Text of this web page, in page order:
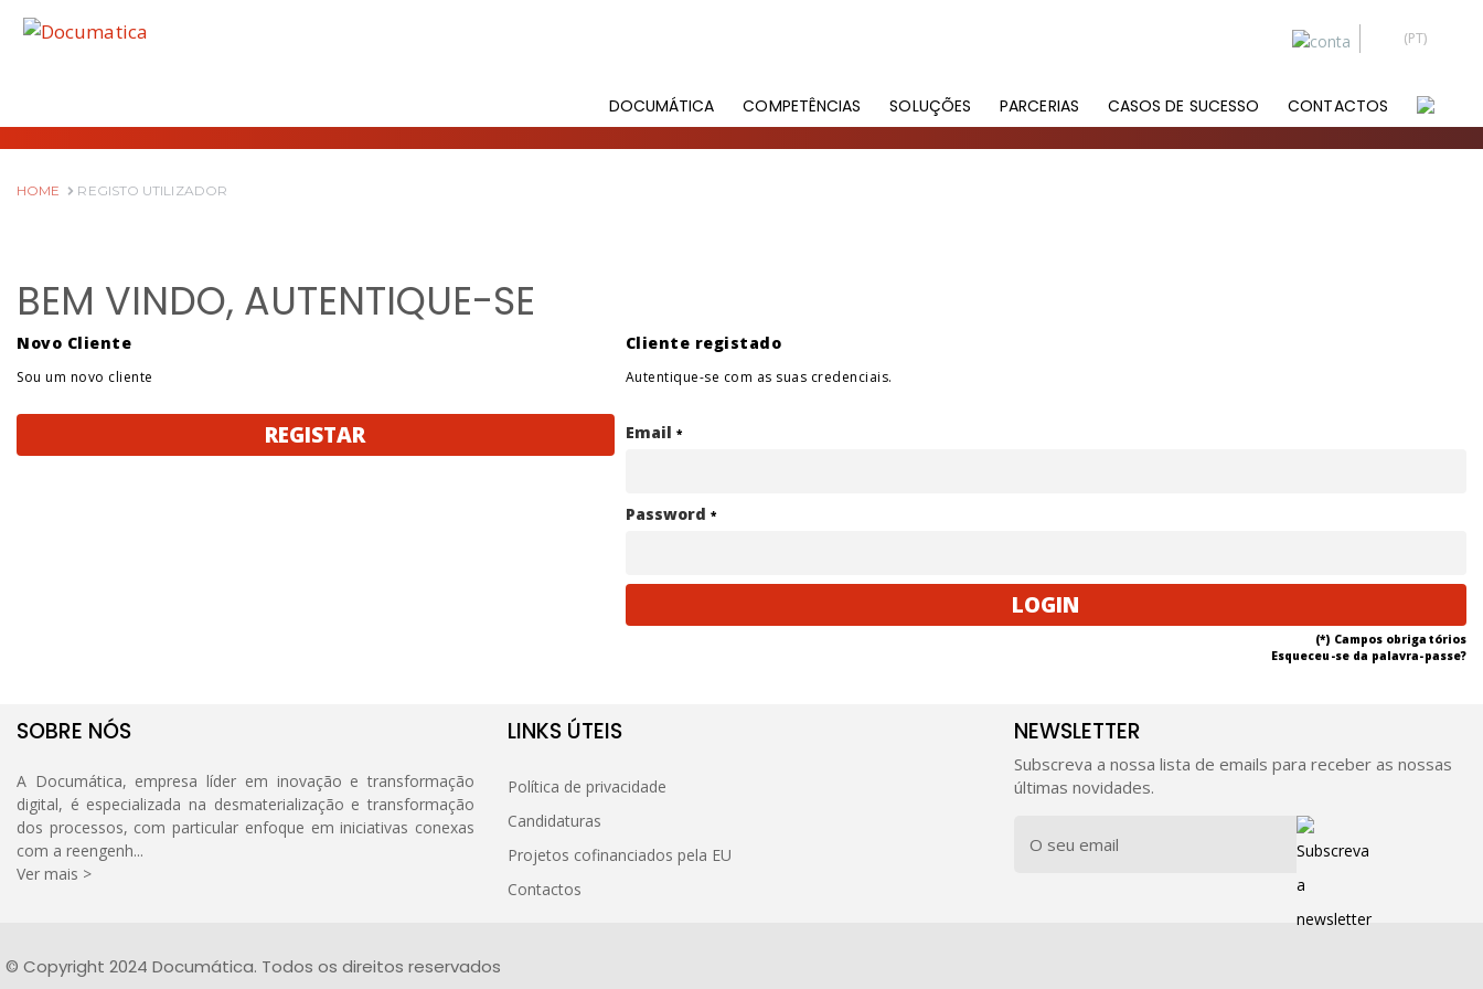
DOCUMÁTICA COMPETÊNCIAS SOLUÇÕES PARCERIAS CASOS DE SUCESSO CONTACTOS
HOME REGISTO UTILIZADOR
BEM VINDO, AUTENTIQUE-SE
Novo Cliente
Sou um novo cliente
Cliente registado
Autentique-se com as suas credenciais.
Email*
Password*
(*) Campos obrigatórios
Esqueceu-se da palavra-passe?
SOBRE NÓS
A Documática, empresa líder em inovação e transformação
digital, é especializada na desmaterialização e transformação
dos processos, com particular enfoque em iniciativas conexas
com a reengenh...
Ver mais >
LINKS ÚTEIS
Política de privacidade
Candidaturas
Projetos cofinanciados pela EU
Contactos
NEWSLETTER
Subscreva a nossa lista de emails para receber as nossas
últimas novidades.
© Copyright 2024 Documática. Todos os direitos reservados